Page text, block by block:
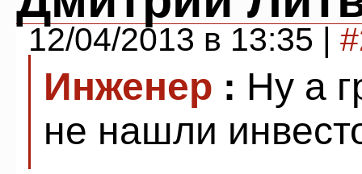
12/04/2013 в 13:35 |
Инженер : Ну а
не нашли